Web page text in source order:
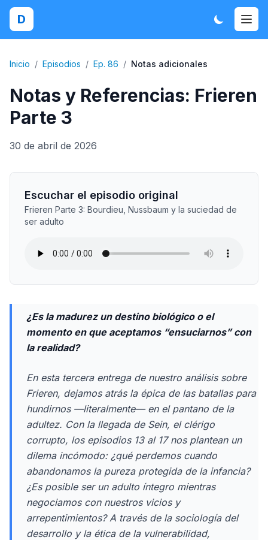
D
Inicio / Episodios / Ep. 86 / Notas adicionales
Notas y Referencias: Frieren
Parte 3
30 de abril de 2026
Escuchar el episodio original
Frieren Parte 3: Bourdieu, Nussbaum y la suciedad de
ser adulto
¿Es la madurez un destino biológico o el
momento en que aceptamos “ensuciarnos” con
la realidad?
En esta tercera entrega de nuestro análisis sobre
Frieren, dejamos atrás la épica de las batallas para
hundirnos —literalmente— en el pantano de la
adultez. Con la llegada de Sein, el clérigo
corrupto, los episodios 13 al 17 nos plantean un
dilema incómodo: ¿qué perdemos cuando
abandonamos la pureza protegida de la infancia?
¿Es posible ser un adulto íntegro mientras
negociamos con nuestros vicios y
arrepentimientos? A través de la sociología del
desarrollo y la ética de la vulnerabilidad,